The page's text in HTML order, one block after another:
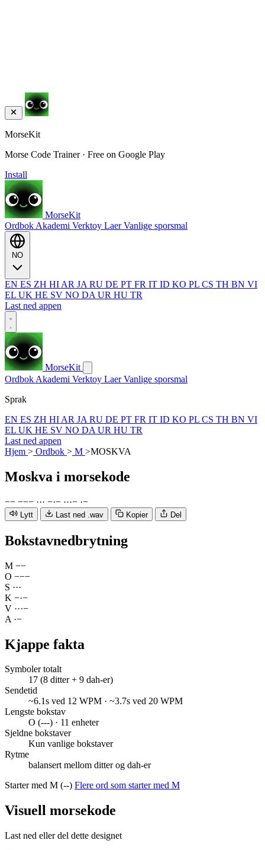
MorseKit
Morse Code Trainer · Free on Google Play
Install
MorseKit
Ordbok Akademi Verktoy LaerVanlige sporsmal
EN ES ZH HI AR JA RU DE PT FR IT ID KO PL CS TH BN VI
EL UK HE SV NO DA UR HU TR
Last ned appen
MorseKit
Ordbok Akademi Verktoy LaerVanlige sporsmal
Sprak
EN ES ZH HI AR JA RU DE PT FR IT ID KO PL CS TH BN VI
EL UK HE SV NO DA UR HU TR
Last ned appen
Hjem > Ordbok > M >MOSKVA
Moskva i morsekode
−− −−− ··· −·− ···− ·−
Lytt Last ned .wav Kopier Del
Bokstavnedbrytning
M −−
O −−−
S ···
K −·−
V ···−
A ·−
Kjappe fakta
Symboler totalt
17 (8 ditter + 9 dah-er)
Sendetid
~6.1s ved 12 WPM · ~3.7s ved 20 WPM
Lengste bokstav
O (---) · 11 enheter
Sjeldne bokstaver
Kun vanlige bokstaver
Rytme
balansert mellom ditter og dah-er
Starter med M (--) Flere ord som starter med M
Visuell morsekode
Last ned eller del dette designet